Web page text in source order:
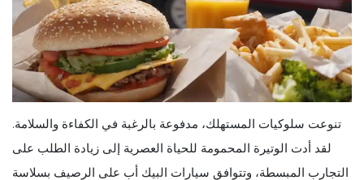
تنوعت سلوكيات المستهلك، مدفوعة بالرغبة في الكفاءة والسلامة.
لقد أدت الوتيرة المحمومة للحياة العصرية إلى زيادة الطلب على
التجارب المبسطة، وتتوافق سيارات البيك أب على الرصيف بسلاسة